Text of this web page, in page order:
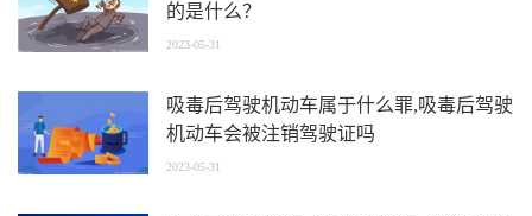
的是什么？
2023-05-31
吸毒后驾驶机动车属于什么罪,吸毒后驾驶
机动车会被注销驾驶证吗
2023-05-31